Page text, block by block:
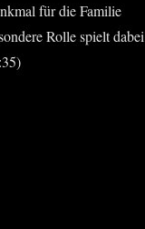
für die Fami­lie
Rol­le spielt dabei